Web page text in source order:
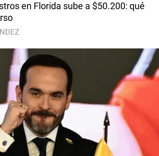
en Florida sube a $50.200: qué